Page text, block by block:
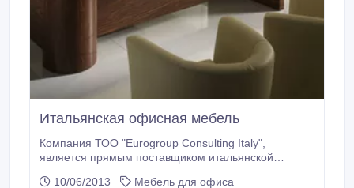
Итальянская офисная мебель
Компания ТОО "Eurogroup Consulting Italy",
является прямым поставщиком итальянской
10/06/2013
Мебель для офиса